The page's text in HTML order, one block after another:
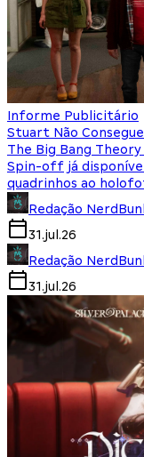
Informe Publicitário
Stuart Não
The Big Bang
Spin-off já disponível
quadrinhos ao
Redação
31.jul.26
Redação
31.jul.26